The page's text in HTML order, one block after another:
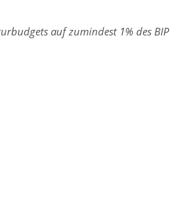
auf zumindest 1% des BIP